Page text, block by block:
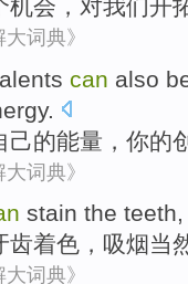
机会 ，对我们开
词典》
can also
.
己的能量， 你的
词典》
stain the teeth
齿着色 ，吸烟当
词典》